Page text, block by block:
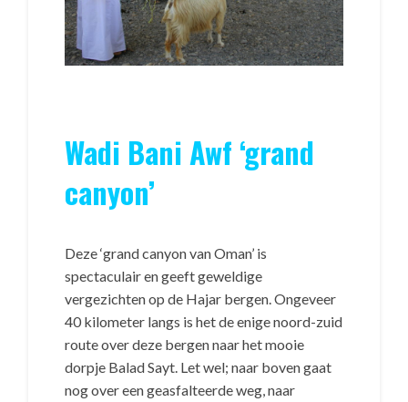
Wadi Bani Awf ‘grand
canyon’
Deze ‘grand canyon van Oman’ is
spectaculair en geeft geweldige
vergezichten op de Hajar bergen. Ongeveer
40 kilometer langs is het de enige noord-zuid
route over deze bergen naar het mooie
dorpje Balad Sayt. Let wel; naar boven gaat
nog over een geasfalteerde weg, naar